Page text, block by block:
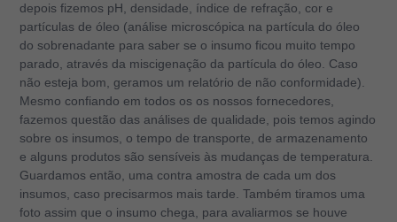
depois fizemos pH, densidade, índice de refração, cor e
partículas de óleo (análise microscópica na partícula do óleo
do sobrenadante para saber se o insumo ficou muito tempo
parado, através da miscigenação da partícula do óleo. Caso
não esteja bom, geramos um relatório de não conformidade).
Mesmo confiando em todos os os nossos fornecedores,
fazemos questão das análises de qualidade, pois temos agindo
sobre os insumos, o tempo de transporte, de armazenamento
e alguns produtos são sensíveis às mudanças de temperatura.
Guardamos então, uma contra amostra de cada um dos
insumos, caso precisarmos mais tarde. Também tiramos uma
foto assim que o insumo chega, para avaliarmos se houve